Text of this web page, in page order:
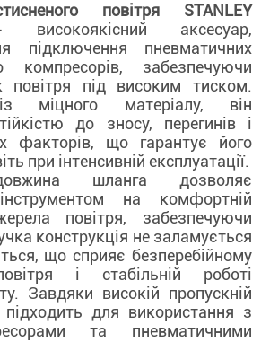
повітря STANLEY
високоякісний аксесуар,
підключення пневматичних
компресорів, забезпечуючи
повітря під високим тиском.
міцного матеріалу, він
до зносу, перегинів і
факторів, що гарантує його
при інтенсивній експлуатації.
шланга дозволяє
на комфортній
повітря, забезпечуючи
конструкція не заламується
що сприяє безперебійному
і стабільній роботі
Завдяки високій пропускній
підходить для використання з
та пневматичними